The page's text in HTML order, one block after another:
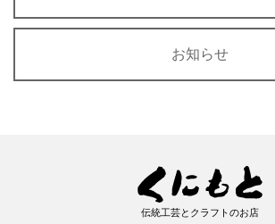
お知らせ
伝統工芸とクラフトのお店